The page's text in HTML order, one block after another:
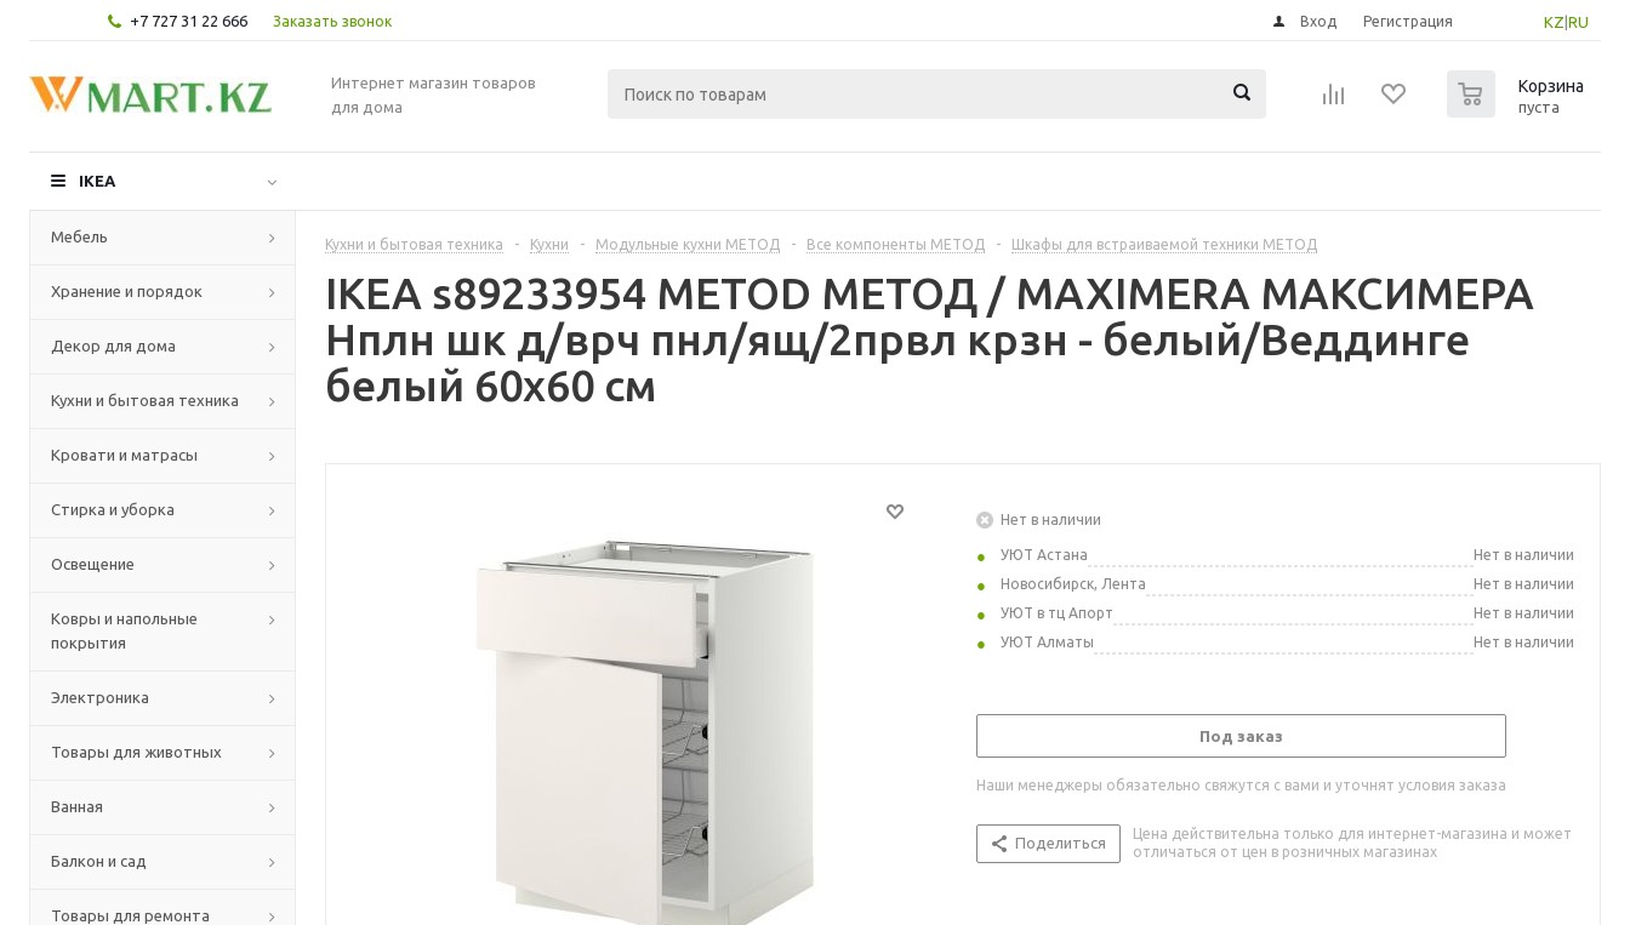
+7 727 31 22 666 Заказать звонок KZ RU
Вход Регистрация
Интернет магазин товаров
для дома
Корзина
пуста
IKEA
Мебель
Хранение и порядок
Декор для дома
Кухни и бытовая техника
Кровати и матрасы
Стирка и уборка
Освещение
Ковры и напольные
покрытия
Электроника
Товары для животных
Ванная
Балкон и сад
Товары для ремонта
Кухни и бытовая техника - Кухни - Модульные кухни МЕТОД - Все компоненты МЕТОД - Шкафы для встраиваемой техники МЕТОД
IKEA s89233954 METOD МЕТОД / MAXIMERA МАКСИМЕРА
Нплн шк д/врч пнл/ящ/2првл крзн - белый/Веддинге
белый 60x60 см
Нет в наличии
УЮТ Астана
Нет в наличии
Новосибирск, Лента
Нет в наличии
УЮТ в тц Апорт
Нет в наличии
УЮТ Алматы
Нет в наличии
Под заказ
Наши менеджеры обязательно свяжутся с вами и уточнят условия заказа
Поделиться
Цена действительна только для интернет-магазина и может
отличаться от цен в розничных магазинах